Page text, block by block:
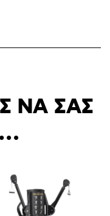
ΝΑ ΣΑΣ